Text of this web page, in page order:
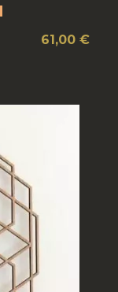
61,00 €